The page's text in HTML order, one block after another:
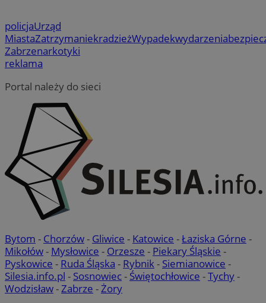
policjaUrząd
MiastaZatrzymaniekradzieżWypadekwydarzenia
Zabrzenarkotyki
reklama
Portal należy do sieci
Bytom - Chorzów- Gliwice - Katowice -Łaziska Górne -
Mikołów- Mysłowice - Orzesze - Piekary Śląskie -
Pyskowice - Ruda Śląska - Rybnik- Siemianowice -
Silesia.info.pl - Sosnowiec- Świętochłowice -Tychy-
Wodzisław-Zabrze -Żory